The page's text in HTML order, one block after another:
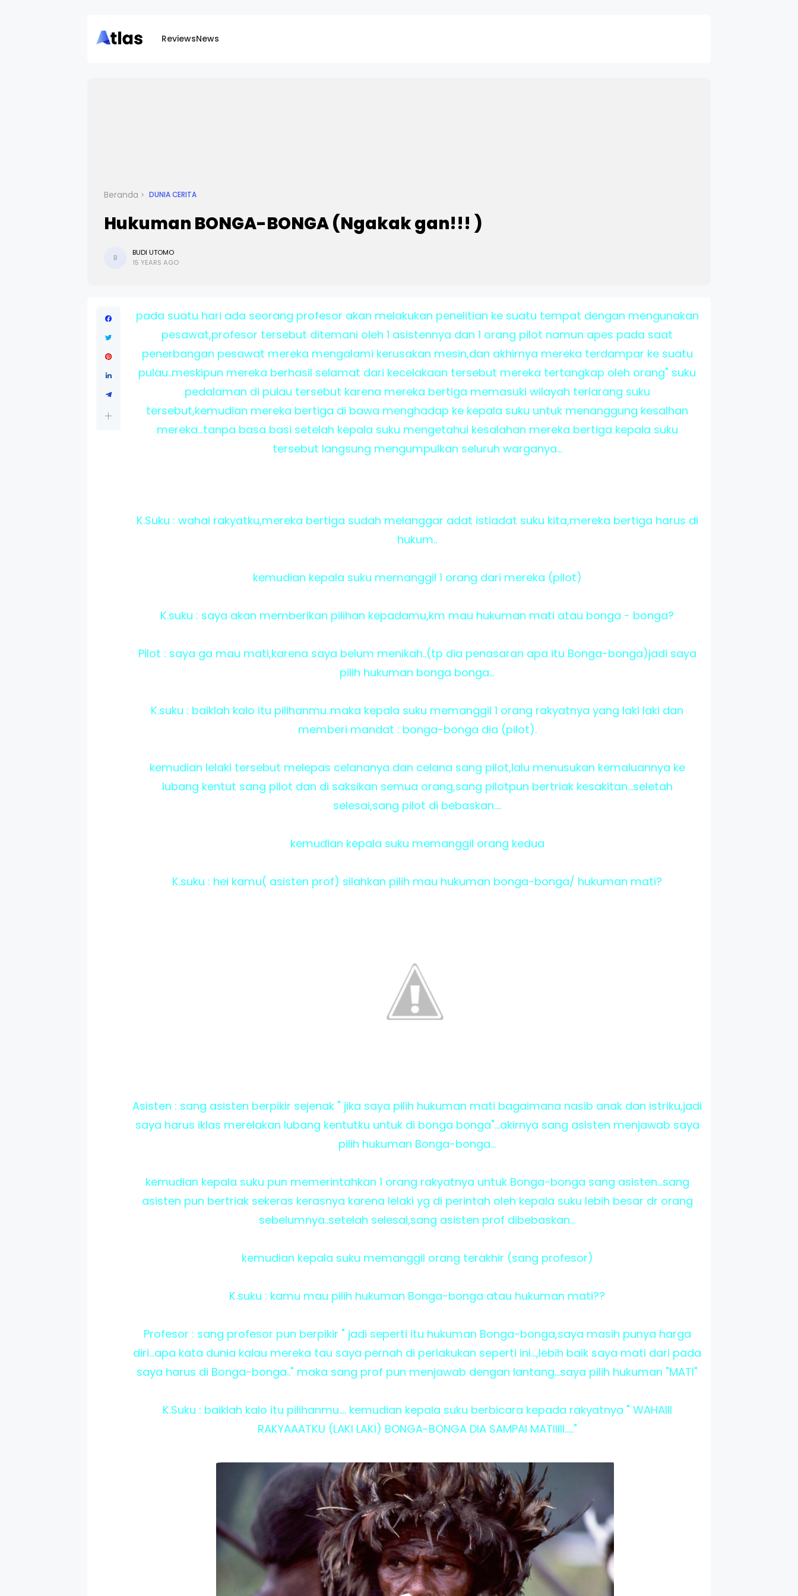
ReviewsNews
Beranda DUNIA CERITA
Hukuman BONGA-BONGA (Ngakak gan!!! )
B
BUDI UTOMO
15 YEARS AGO
pada suatu hari ada seorang profesor akan melakukan penelitian ke suatu tempat dengan mengunakan
pesawat,profesor tersebut ditemani oleh 1 asistennya dan 1 orang pilot namun apes pada saat
penerbangan pesawat mereka mengalami kerusakan mesin,dan akhirnya mereka terdampar ke suatu
pulau..meskipun mereka berhasil selamat dari kecelakaan tersebut mereka tertangkap oleh orang" suku
pedalaman di pulau tersebut karena mereka bertiga memasuki wilayah terlarang suku
tersebut,kemudian mereka bertiga di bawa menghadap ke kepala suku untuk menanggung kesalhan
mereka...tanpa basa basi setelah kepala suku mengetahui kesalahan mereka bertiga kepala suku
tersebut langsung mengumpulkan seluruh warganya...
K.Suku : wahai rakyatku,mereka bertiga sudah melanggar adat istiadat suku kita,mereka bertiga harus di
hukum..
kemudian kepala suku memanggil 1 orang dari mereka (pilot)
K.suku : saya akan memberikan pilihan kepadamu,km mau hukuman mati atau bonga - bonga?
Pilot : saya ga mau mati,karena saya belum menikah..(tp dia penasaran apa itu Bonga-bonga)jadi saya
pilih hukuman bonga bonga...
K.suku : baiklah kalo itu pilihanmu..maka kepala suku memanggil 1 orang rakyatnya yang laki laki dan
memberi mandat : bonga-bonga dia (pilot).
kemudian lelaki tersebut melepas celananya dan celana sang pilot,lalu menusukan kemaluannya ke
lubang kentut sang pilot dan di saksikan semua orang,sang pilotpun bertriak kesakitan...seletah
selesai,sang pilot di bebaskan....
kemudian kepala suku memanggil orang kedua
K.suku : hei kamu( asisten prof) silahkan pilih mau hukuman bonga-bonga/ hukuman mati?
Asisten : sang asisten berpikir sejenak " jika saya pilih hukuman mati bagaimana nasib anak dan istriku,jadi
saya harus iklas merelakan lubang kentutku untuk di bonga bonga"...akirnya sang asisten menjawab saya
pilih hukuman Bonga-bonga...
kemudian kepala suku pun memerintahkan 1 orang rakyatnya untuk Bonga-bonga sang asisten...sang
asisten pun bertriak sekeras kerasnya karena lelaki yg di perintah oleh kepala suku lebih besar dr orang
sebelumnya..setelah selesai,sang asisten prof dibebaskan...
kemudian kepala suku memanggil orang terakhir (sang profesor)
K.suku : kamu mau pilih hukuman Bonga-bonga atau hukuman mati??
Profesor : sang profesor pun berpikir " jadi seperti itu hukuman Bonga-bonga,saya masih punya harga
diri...apa kata dunia kalau mereka tau saya pernah di perlakukan seperti ini...,lebih baik saya mati dari pada
saya harus di Bonga-bonga.." maka sang prof pun menjawab dengan lantang...saya pilih hukuman "MATI"
K.Suku : baiklah kalo itu pilihanmu.... kemudian kepala suku berbicara kepada rakyatnya " WAHAIII
RAKYAAATKU (LAKI LAKI) BONGA-BONGA DIA SAMPAI MATIIIII....."